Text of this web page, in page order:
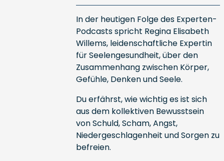
In der heutigen Folge des Experten-
Podcasts spricht Regina Elisabeth
Willems, leidenschaftliche Expertin
für Seelengesundheit, über den
Zusammenhang zwischen Körper,
Gefühle, Denken und Seele.
Du erfährst, wie wichtig es ist sich
aus dem kollektiven Bewusstsein
von Schuld, Scham, Angst,
Niedergeschlagenheit und Sorgen zu
befreien.